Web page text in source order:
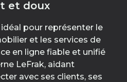
et doux
pour représenter le
et les services de
en ligne fiable et unifié
LeFrak, aidant
avec ses clients, ses